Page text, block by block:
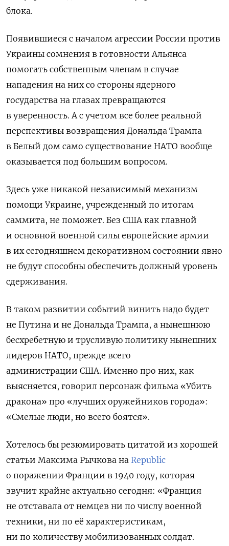
блока.
Появившиеся с началом агрессии России против
Украины сомнения в готовности Альянса
помогать собственным членам в случае
нападения на них со стороны ядерного
государства на глазах превращаются
в уверенность. А с учетом все более реальной
перспективы возвращения Дональда Трампа
в Белый дом само существование НАТО вообще
оказывается под большим вопросом.
Здесь уже никакой независимый механизм
помощи Украине, учрежденный по итогам
саммита, не поможет. Без США как главной
и основной военной силы европейские армии
в их сегодняшнем декоративном состоянии явно
не будут способны обеспечить должный уровень
сдерживания.
В таком развитии событий винить надо будет
не Путина и не Дональда Трампа, а нынешнюю
бесхребетную и трусливую политику нынешних
лидеров НАТО, прежде всего
администрации США. Именно про них, как
выясняется, говорил персонаж фильма «Убить
дракона» про «лучших оружейников города»:
«Смелые люди, но всего боятся».
Хотелось бы резюмировать цитатой из хорошей
статьи Максима Рычкова на Republic
о поражении Франции в 1940 году, которая
звучит крайне актуально сегодня: «Франция
не отставала от немцев ни по числу военной
техники, ни по её характеристикам,
ни по количеству мобилизованных солдат.